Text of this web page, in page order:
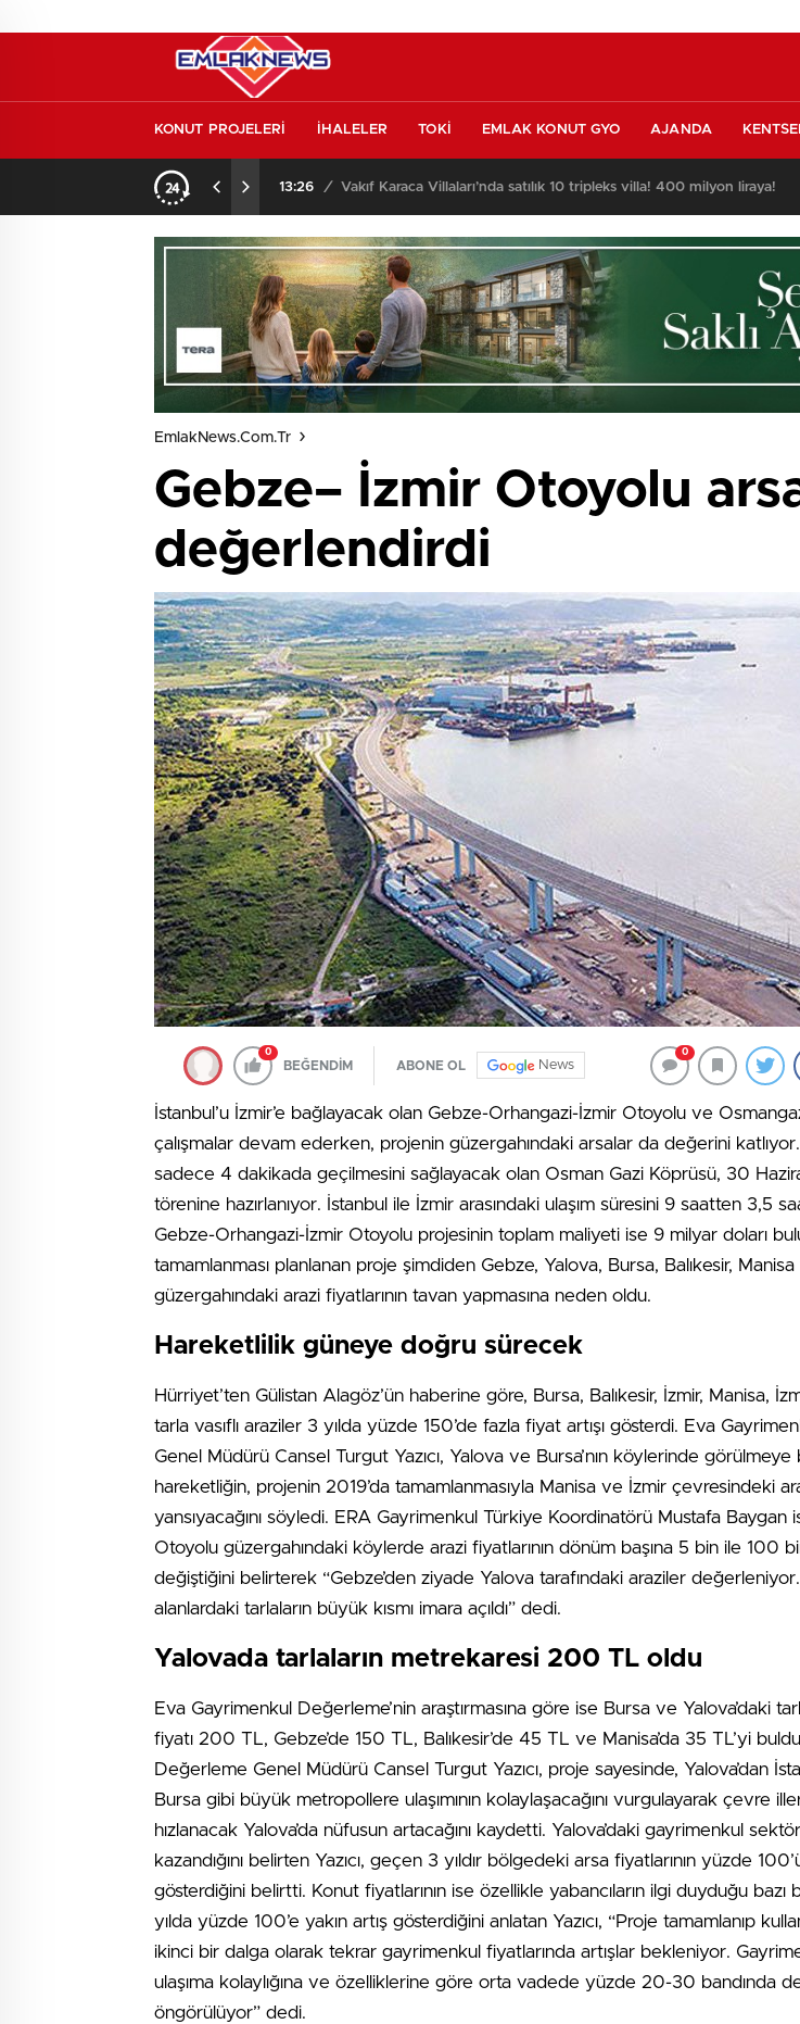
KONUT PROJELERİ İHALELER TOKİ EMLAK KONUT GYO AJANDA
13:26 / Vakıf Karaca Villaları’nda satılık 10 tripleks villa! 400 milyon liraya!
EmlakNews.com.tr
Gebze– İzmir Otoyolu
değerlendirdi
0
BEĞENDİM ABONE OL News
0
İstanbul’u İzmir’e bağlayacak olan Gebze-Orhangazi-İzmir Otoyolu ve
çalışmalar devam ederken, projenin güzergahındaki arsalar da değerini
sadece 4 dakikada geçilmesini sağlayacak olan Osman Gazi Köprüsü, 30
törenine hazırlanıyor. İstanbul ile İzmir arasındaki ulaşım süresini 9 saatten 3,5
Gebze-Orhangazi-İzmir Otoyolu projesinin toplam maliyeti ise 9 milyar doları
tamamlanması planlanan proje şimdiden Gebze, Yalova, Bursa, Balıkesir,
güzergahındaki arazi fiyatlarının tavan yapmasına neden oldu.
Hareketlilik güneye doğru sürecek
Hürriyet’ten Gülistan Alagöz’ün haberine göre, Bursa, Balıkesir, İzmir, Manisa,
tarla vasıflı araziler 3 yılda yüzde 150’de fazla fiyat artışı gösterdi. Eva
Genel Müdürü Cansel Turgut Yazıcı, Yalova ve Bursa’nın köylerinde görülmeye
hareketliğin, projenin 2019’da tamamlanmasıyla Manisa ve İzmir çevresindeki
yansıyacağını söyledi. ERA Gayrimenkul Türkiye Koordinatörü Mustafa Baygan
Otoyolu güzergahındaki köylerde arazi fiyatlarının dönüm başına 5 bin ile 100
değiştiğini belirterek “Gebze’den ziyade Yalova tarafındaki araziler
alanlardaki tarlaların büyük kısmı imara açıldı” dedi.
Yalovada tarlaların metrekaresi 200 TL oldu
Eva Gayrimenkul Değerleme’nin araştırmasına göre ise Bursa ve Yalova’daki
fiyatı 200 TL, Gebze’de 150 TL, Balıkesir’de 45 TL ve Manisa’da 35 TL’yi
Değerleme Genel Müdürü Cansel Turgut Yazıcı, proje sayesinde, Yalova’dan
Bursa gibi büyük metropollere ulaşımının kolaylaşacağını vurgulayarak çevre
hızlanacak Yalova’da nüfusun artacağını kaydetti. Yalova’daki gayrimenkul
kazandığını belirten Yazıcı, geçen 3 yıldır bölgedeki arsa fiyatlarının yüzde
gösterdiğini belirtti. Konut fiyatlarının ise özellikle yabancıların ilgi duyduğu
yılda yüzde 100’e yakın artış gösterdiğini anlatan Yazıcı, “Proje tamamlanıp
ikinci bir dalga olarak tekrar gayrimenkul fiyatlarında artışlar bekleniyor.
ulaşıma kolaylığına ve özelliklerine göre orta vadede yüzde 20-30 bandında
öngörülüyor” dedi.